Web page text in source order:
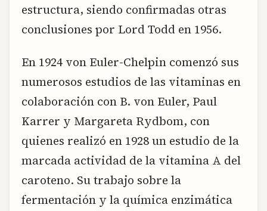
estructura, siendo confirmadas otras
conclusiones por Lord Todd en 1956.
En 1924 von Euler-Chelpin comenzó sus
numerosos estudios de las vitaminas en
colaboración con B. von Euler, Paul
Karrer y Margareta Rydbom, con
quienes realizó en 1928 un estudio de la
marcada actividad de la vitamina A del
caroteno. Su trabajo sobre la
fermentación y la química enzimática